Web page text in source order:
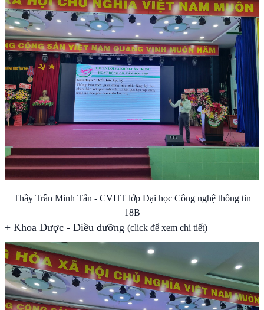
Thầy Trần Minh Tấn - CVHT lớp Đại học Công nghệ thông tin
18B
+ Khoa Dược - Điều dưỡng (click để xem chi tiết)